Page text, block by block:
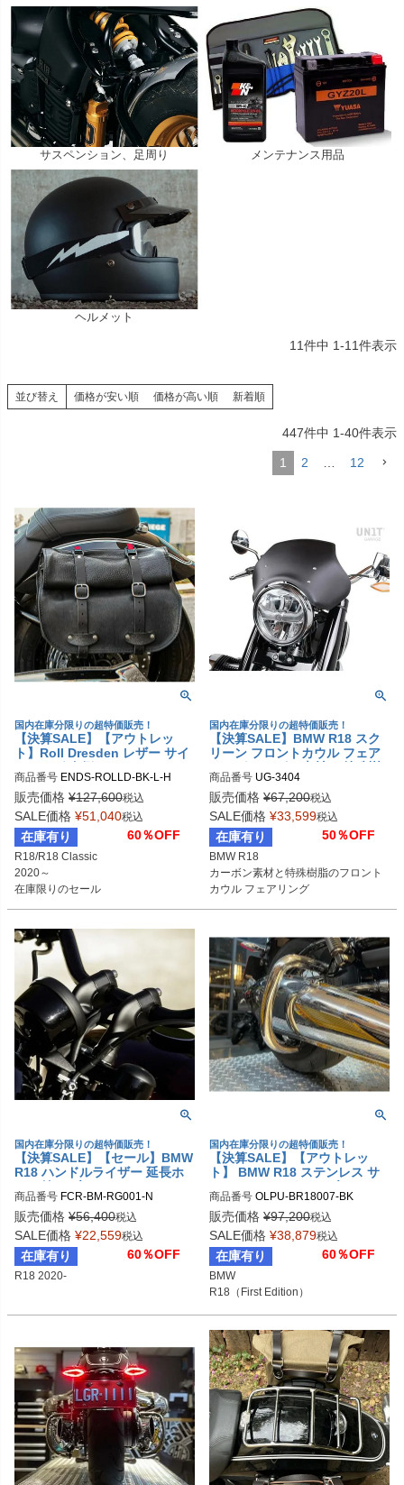
サスペンション、足周り メンテナンス用品
ヘルメット
11件中 1-11件表示
並び替え 価格が安い順 価格が高い順 新着順
447件中 1-40件表示
1 2 … 12
国内在庫分限りの超特価販売！
【決算SALE】【アウトレッ
ト】Roll Dresden レザー サイ
BMW R18 Ends Cuoio(エンズ
クオイオ)
商品番号 ENDS-ROLLD-BK-L-H
販売価格 ¥127,600税込
SALE価格 ¥51,040税込
在庫有り 60％OFF
R18/R18 Classic
2020～
在庫限りのセール
国内在庫分限りの超特価販売！
【決算SALE】BMW R18 スク
リーン フロントカウル フェア
脂 ユニットガレージ
商品番号 UG-3404
3404
販売価格 ¥67,200税込
SALE価格 ¥33,599税込
在庫有り 50％OFF
BMW R18
カーボン素材と特殊樹脂のフロント
カウル フェアリング
国内在庫分限りの超特価販売！
【決算SALE】【セール】BMW
R18 ハンドルライザー 延長ホ
ナル
商品番号 FCR-BM-RG001-N
販売価格 ¥56,400税込
SALE価格 ¥22,559税込
在庫有り 60％OFF
R18 2020-
国内在庫分限りの超特価販売！
【決算SALE】【アウトレッ
ト】 BMW R18 ステンレス サ
シングルシート用 DK design
商品番号 OLPU-BR18007-BK
元のメーカー品番：BR18007-A
-B:ブラック
販売価格 ¥97,200税込
SALE価格 ¥38,879税込
在庫有り 60％OFF
BMW
R18（First Edition）